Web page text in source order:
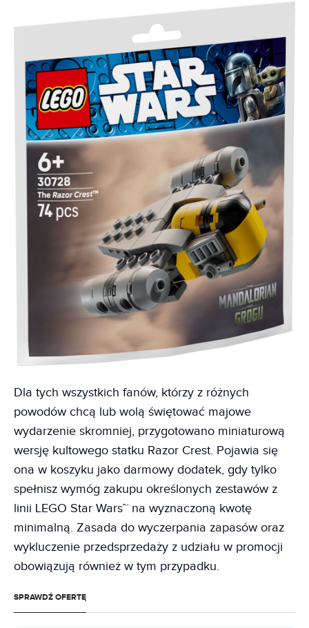
Dla tych wszystkich fanów, którzy z różnych
powodów chcą lub wolą świętować majowe
wydarzenie skromniej, przygotowano miniaturową
wersję kultowego statku Razor Crest. Pojawia się
ona w koszyku jako darmowy dodatek, gdy tylko
spełnisz wymóg zakupu określonych zestawów z
linii LEGO Star Wars™ na wyznaczoną kwotę
minimalną. Zasada do wyczerpania zapasów oraz
wykluczenie przedsprzedaży z udziału w promocji
obowiązują również w tym przypadku.
SPRAWDŹ OFERTĘ